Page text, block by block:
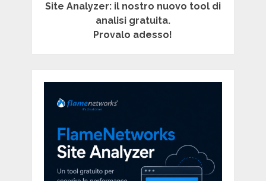
Site Analyzer: il nostro nuovo tool di
analisi gratuita.
Provalo adesso!